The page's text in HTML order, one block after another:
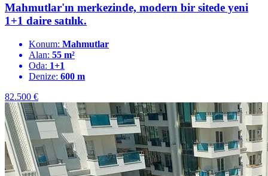
Mahmutlar'ın merkezinde, modern bir sitede yeni
1+1 daire satılık.
Konum: Mahmutlar
Alan: 55 m²
Oda: 1+1
Denize: 600 m
82.500 €